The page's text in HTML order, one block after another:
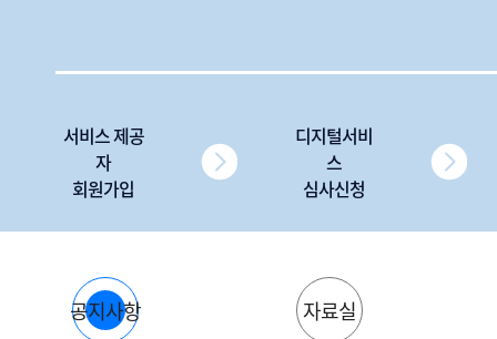
서비스 제공
자
회원가입
디지털서비
스
심사신청
공지사항 자료실